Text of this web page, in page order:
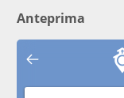
Anteprima